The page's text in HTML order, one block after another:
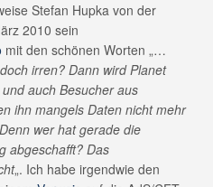
Stefan Hupka von der
2010 sein
mit den schönen Worten „…
irren? Dann wird Planet
auch Besucher aus
ihn mangels Daten nicht mehr
wer hat gerade die
abgeschafft? Das
„. Ich habe irgendwie den